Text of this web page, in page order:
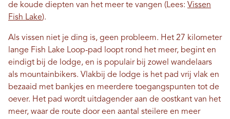
de koude diepten van het meer te vangen (Lees: Vissen
Fish Lake).
Als vissen niet je ding is, geen probleem. Het 27 kilometer
lange Fish Lake Loop-pad loopt rond het meer, begint en
eindigt bij de lodge, en is populair bij zowel wandelaars
als mountainbikers. Vlakbij de lodge is het pad vrij vlak en
bezaaid met bankjes en meerdere toegangspunten tot de
oever. Het pad wordt uitdagender aan de oostkant van het
meer, waar de route door een aantal steilere en meer